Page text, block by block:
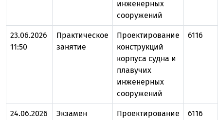
инженерных
сооружений
23.06.2026
11:50
Практическое
занятие
Проектирование
конструкций
корпуса судна и
плавучих
инженерных
сооружений
6116
24.06.2026
Экзамен
Проектирование
6116